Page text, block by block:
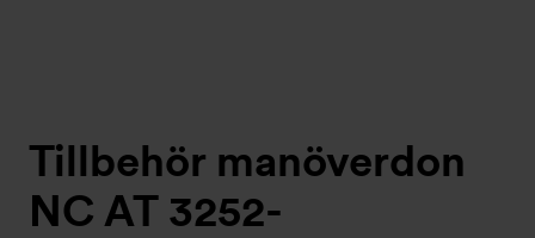
Tillbehör manöverdon
NC AT 3252-